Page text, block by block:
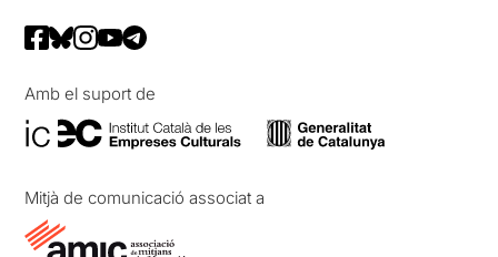
Amb el suport de
Mitjà de comunicació associat a